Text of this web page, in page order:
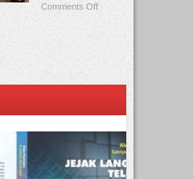
Comments Off